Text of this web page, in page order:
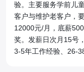
验。主要服务学前儿
客户与维护老客户，
12000元/月，底薪
奖。发薪日次月15号
3-5年工作经验、26-